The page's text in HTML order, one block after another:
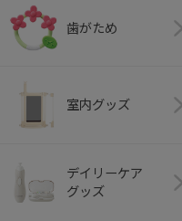
歯がため
室内グッズ
デイリーケア
グッズ